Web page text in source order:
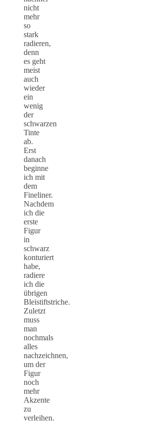
nicht
mehr
so
stark
radieren,
denn
es geht
meist
auch
wieder
ein
wenig
der
schwarzen
Tinte
ab.
Erst
danach
beginne
ich mit
dem
Fineliner.
Nachdem
ich die
erste
Figur
in
schwarz
konturiert
habe,
radiere
ich die
übrigen
Bleistiftstriche.
Zuletzt
muss
man
nochmals
alles
nachzeichnen,
um der
Figur
noch
mehr
Akzente
zu
verleihen.